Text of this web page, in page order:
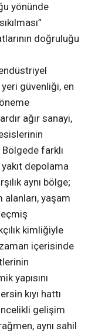
yönünde
doğruluğu
güvenliği, en
ağır sanayi,
farklı
depolama
aynı bölge;
alanları, yaşam
kimliğiyle
içerisinde
yapısını
kıyı hattı
gelişim
aynı sahil